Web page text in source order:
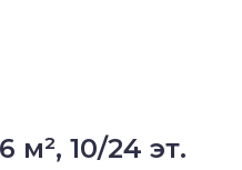
м², 10/24 эт.